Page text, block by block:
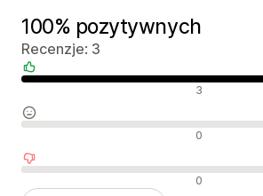
100% pozytywnych
Recenzje: 3
3
0
0